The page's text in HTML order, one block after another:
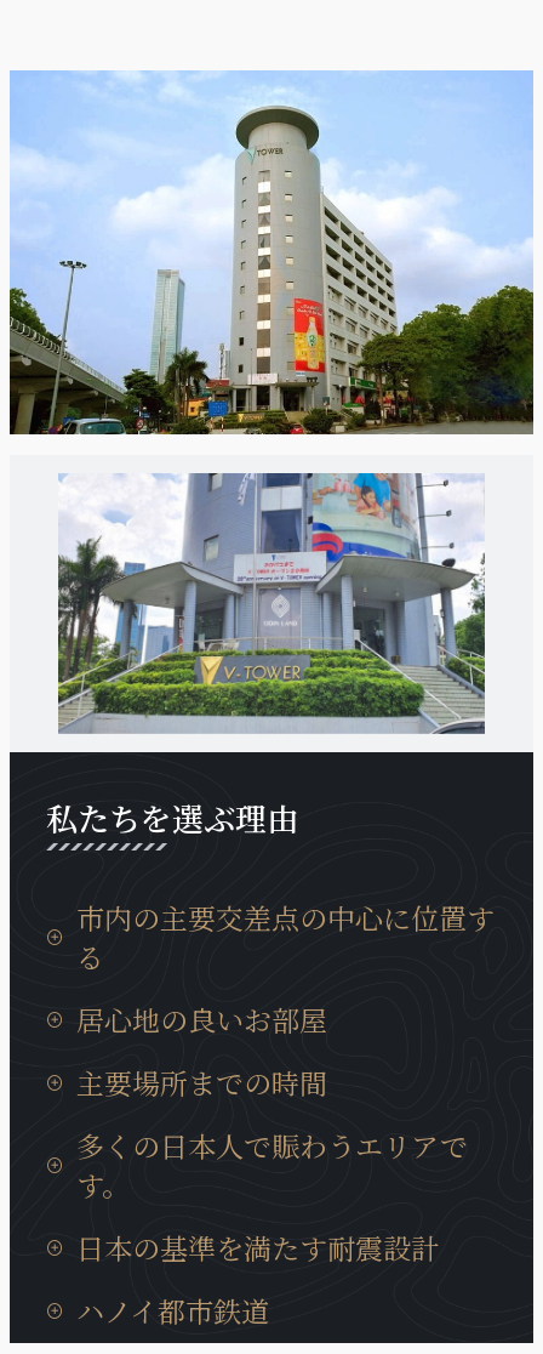
私たちを選ぶ理由
市内の主要交差点の中心に位置す
る
タンロン工業団地までの移動時間は15分、イノバイ
国際空港までは30分と通勤等にも非常に便利な場所
居心地の良いお部屋
日本製の設備が充実していて、ベトナムに居ても、
日本の我が家の居心地に癒やされます。
主要場所までの時間
タンロン工業団地までの移動時間は15分、イノバイ
国際空港までは30分と通勤等にも非常に便利な場所
に位置しております。
多くの日本人で賑わうエリアで
す。
近くには多くの日系企業も、キムマー通り、ダオタ
ン通りに集まっています。また、周辺には多様な商
宅街にも近いロケーションです。
日本の基準を満たす耐震設計
ハノイの建造物では非常にめずらいい耐震構造のビ
ルディングで、安心に宿泊できます。
ハノイ都市鉄道